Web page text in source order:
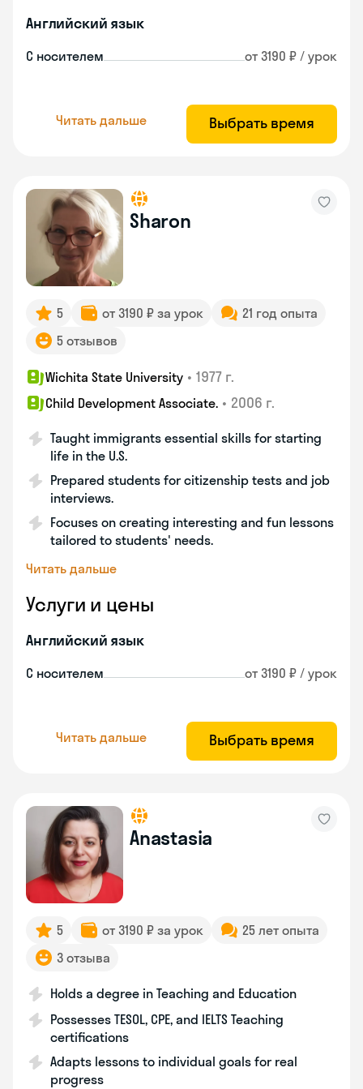
Английский язык
С носителем от 3190 ₽ / урок
Читать дальше Выбрать время
Sharon
5 от 3190 ₽ за урок
21 год опыта
5 отзывов
Wichita State University • 1977 г.
Child Development Associate. • 2006 г.
Taught immigrants essential skills for starting
life in the U.S.
Prepared students for citizenship tests and job
interviews.
Focuses on creating interesting and fun lessons
tailored to students' needs.
Читать дальше
Услуги и цены
Английский язык
С носителем от 3190 ₽ / урок
Читать дальше Выбрать время
Anastasia
5 от 3190 ₽ за урок
25 лет опыта
3 отзыва
Holds a degree in Teaching and Education
Possesses TESOL, CPE, and IELTS Teaching
certifications
Adapts lessons to individual goals for real
progress